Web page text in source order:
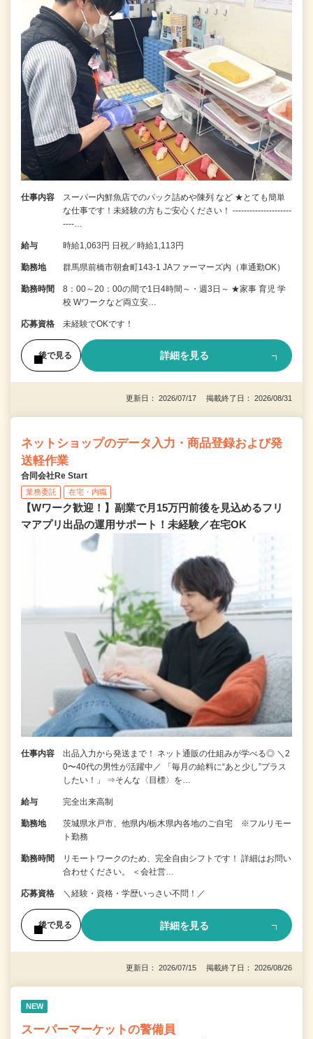
仕事内容
スーパー内鮮魚店でのパック詰めや陳列 など ★とても簡単
な仕事です！未経験の方もご安心ください！ ---------------------
----…
給与 時給1,063円 日祝／時給1,113円
勤務地 群馬県前橋市朝倉町143-1 JAファーマーズ内（車通勤OK）
勤務時間
8：00～20：00の間で1日4時間～・週3日～ ★家事 育児 学
校 Wワークなど両立安…
応募資格 未経験でOKです！
後で見る 詳細を見る
更新日： 2026/07/17 掲載終了日： 2026/08/31
ネットショップのデータ入力・商品登録および発
送軽作業
合同会社Re Start
業務委託 在宅・内職
【Wワーク歓迎！】副業で月15万円前後を見込めるフリ
マアプリ出品の運用サポート！未経験／在宅OK
仕事内容
出品入力から発送まで！ ネット通販の仕組みが学べる◎ ＼2
0〜40代の男性が活躍中／ 「毎月の給料に“あと少し”プラス
したい！」 ⇒そんな〈目標〉を…
給与 完全出来高制
勤務地
茨城県水戸市、他県内/栃木県内各地のご自宅 ※フルリモー
ト勤務
勤務時間
リモートワークのため、完全自由シフトです！ 詳細はお問い
合わせください。 ＜会社営…
応募資格 ＼経験・資格・学歴いっさい不問！／
後で見る 詳細を見る
更新日： 2026/07/15 掲載終了日： 2026/08/26
NEW
スーパーマーケットの警備員